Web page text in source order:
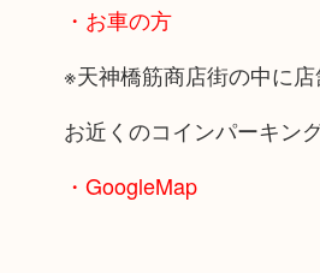
・お車の方
※天神橋筋商店街の中に
お近くのコインパーキン
・GoogleMap